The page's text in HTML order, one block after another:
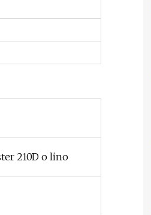
210D o lino